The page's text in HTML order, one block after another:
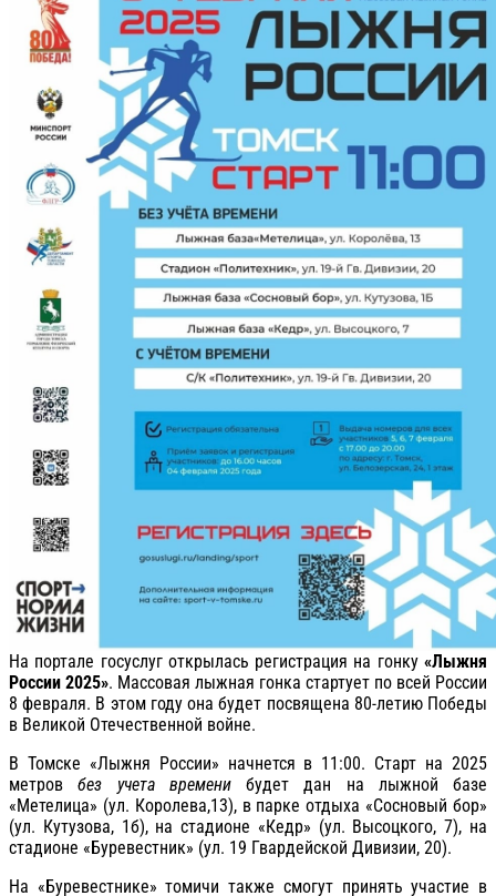
На портале госуслуг открылась регистрация на гонку «Лыжня
России 2025». Массовая лыжная гонка стартует по всей России
8 февраля. В этом году она будет посвящена 80-летию Победы
в Великой Отечественной войне.
В Томске «Лыжня России» начнется в 11:00. Старт на 2025
метровбез учета временибудет дан на лыжной базе
«Метелица» (ул. Королева,13), в парке отдыха «Сосновый бор»
(ул. Кутузова, 1б), на стадионе «Кедр» (ул. Высоцкого, 7), на
стадионе «Буревестник» (ул. 19 Гвардейской Дивизии, 20).
На «Буревестнике» томичи также смогут принять участие в